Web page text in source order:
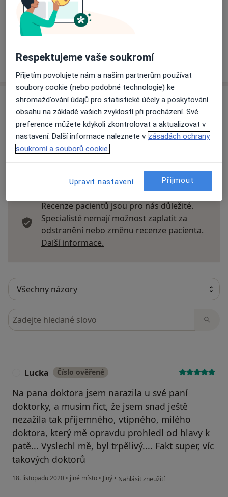
Způsoby platby (soukromé návštěvy)
Na teto adrese lékař přijímá pacienty na pojišťovnu
Detaily
Více
Názory
Přidejte svůj názor
Recenze pacientů jsou pro nás důležité.
Specialisté nemají možnost zaplatit za
odstranění nebo změnu recenze pacienta.
Další informace.
Hledejte v názorech
Lucka Číslo ověřené
Na pana doktora jsem narazila u své paní
doktorky, a musím říct, že jsem snad ještě
nezažila tak příjemného, vtipného, milého
doktora, který mě opravdu prohledl od hlavy k
patě... Vyslechl mě, byl trpělivý.... Fakt super, víc
takových doktorů
18. listopadu 2020 • jiné místo • Jiný • podle názoru uživatele Lucka
Nahlásit zneužití
Respektujeme vaše soukromí
Přijetím povolujete nám a našim partnerům používat
soubory cookie (nebo podobné technologie) ke
shromažďování údajů pro statistické účely a poskytování
obsahu na základě vašich zvyklostí při procházení. Své
preference můžete kdykoli zkontrolovat a aktualizovat v
nastavení. Další informace naleznete v zásadách ochrany
soukromí a souborů cookie.
Upravit nastavení Přijmout